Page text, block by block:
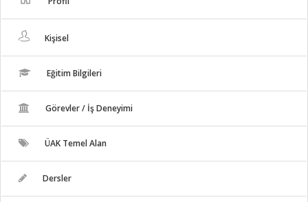
Kişisel
Eğitim Bilgileri
Görevler / İş Deneyimi
ÜAK Temel Alan
Dersler